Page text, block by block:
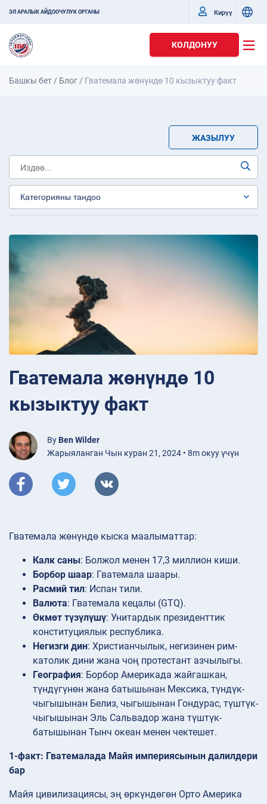
ЭЛ АРАЛЫК АЙДООЧУЛУК ОРГАНЫ Кирүү
КОЛДОНУУ
Башкы бет / Блог / Гватемала жөнүндө 10 кызыктуу факт
ЖАЗЫЛУУ
Гватемала жөнүндө 10
кызыктуу факт
By Ben Wilder
Жарыяланган Чын куран 21, 2024 • 8m окуу үчүн
Гватемала жөнүндө кыска маалыматтар:
Калк саны: Болжол менен 17,3 миллион киши.
Борбор шаар: Гватемала шаары.
Расмий тил: Испан тили.
Валюта: Гватемала кецалы (GTQ).
Өкмөт түзүлүшү: Унитардык президенттик
конституциялык республика.
Негизги дин: Христианчылык, негизинен рим-
католик дини жана чоң протестант азчылыгы.
География: Борбор Америкада жайгашкан,
түндүгүнөн жана батышынан Мексика, түндүк-
чыгышынан Белиз, чыгышынан Гондурас, түштүк-
чыгышынан Эль Сальвадор жана түштүк-
батышынан Тынч океан менен чектешет.
1-факт: Гватемалада Майя империясынын далилдери
бар
Майя цивилизациясы, эң өркүндөгөн Орто Америка